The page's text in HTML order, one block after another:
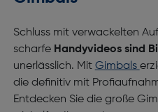
Schluss mit verwackelten
scharfe Handyvideos sind
unerlässlich. Mit Gimbals
die definitiv mit
Entdecken Sie die große